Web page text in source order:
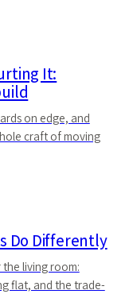
It:
on edge, and
craft of moving
Do Differently
living room:
flat, and the trade-